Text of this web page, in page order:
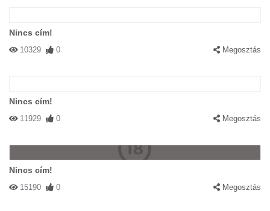
Nincs cím!
10329 0 Megosztás
Nincs cím!
11929 0 Megosztás
Nincs cím!
15190 0 Megosztás